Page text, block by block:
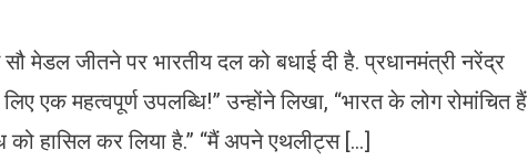
मेडल जीतने पर भारतीय दल को बधाई दी है. प्रधानमंत्री नरेंद्र
एक महत्वपूर्ण उपलब्धि!” उन्होंने लिखा, “भारत के लोग रोमांचित हैं
हासिल कर लिया है.” “मैं अपने एथलीट्स […]